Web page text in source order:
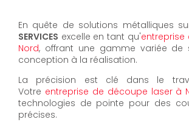
En quête de solutions métalliques
SERVICES excelle en tant qu'entreprise
Nord, offrant une gamme variée de
conception à la réalisation.
La précision est clé dans le
Votre entreprise de découpe laser à
technologies de pointe pour des
précises.